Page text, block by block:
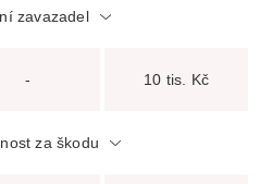
zavazadel
- 10 tis. Kč
za škodu